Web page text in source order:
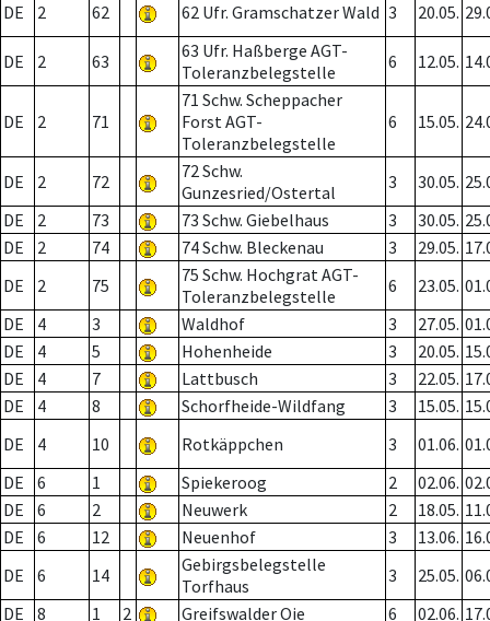
DE
2 62 62 Ufr. Gramschatzer Wald 3 20.05.
DE 2 63
63 Ufr. Haßberge AGT-
Toleranzbelegstelle
6 12.05.
DE 2 71
71 Schw. Scheppacher
Forst AGT-
Toleranzbelegstelle
6 15.05.
DE 2 72
72 Schw.
Gunzesried/Ostertal
3 30.05.
DE
2 73 73 Schw. Giebelhaus 3 30.05.
DE
2 74 74 Schw. Bleckenau 3 29.05.
DE
2 75
75 Schw. Hochgrat AGT-
Toleranzbelegstelle
6 23.05.
DE
4 3 Waldhof 3 27.05.
DE
4 5 Hohenheide 3 20.05.
DE
4 7 Lattbusch 3 22.05.
DE
4 8 Schorfheide-Wildfang 3 15.05.
DE
4 10 Rotkäppchen 3 01.06.
DE
6 1 Spiekeroog 2 02.06.
DE
6 2 Neuwerk 2 18.05.
DE
6 12 Neuenhof 3 13.06.
DE
6 14
Gebirgsbelegstelle
Torfhaus
3 25.05.
DE
8 1 2 Greifswalder Oie 6 02.06.